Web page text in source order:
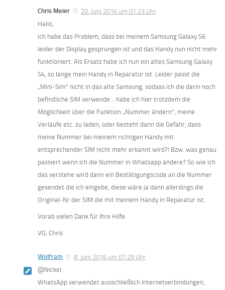
Chris Meier
20. Juni 2016 um 01:23 Uhr
Hallo,
ich habe das Problem, dass bei meinem Samsung Galaxy S6
leider der Display gesprungen ist und das Handy nun nicht mehr
funktioniert. Als Ersatz habe ich nun ein altes Samsung Galaxy
S4, so lange mein Handy in Reparatur ist. Leider passt die
„Mini-Sim“ nicht in das alte Samsung, sodass ich die darin noch
befindliche SIM verwende .. habe ich hier trotzdem die
Möglichkeit über die Funktion „Nummer ändern“, meine
Verläufe etc. zu laden, oder besteht dann die Gefahr, dass
meine Nummer bei meinem richtigen Handy mit
entsprechender SIM nicht mehr erkannt wird?! Bzw. was genau
passiert wenn ich die Nummer in Whatsapp ändere? So wie ich
das verstehe wird dann ein Bestätigungscode an die Nummer
gesendet die ich eingebe, diese wäre ja dann allerdings die
Original-Nr der SIM die mit meinem Handy in Reparatur ist.
Vorab vielen Dank für Ihre Hilfe.
VG, Chris
Wolfram
8. Juni 2016 um 07:29 Uhr
@Nickel:
WhatsApp verwendet ausschließlich Internetverbindungen,